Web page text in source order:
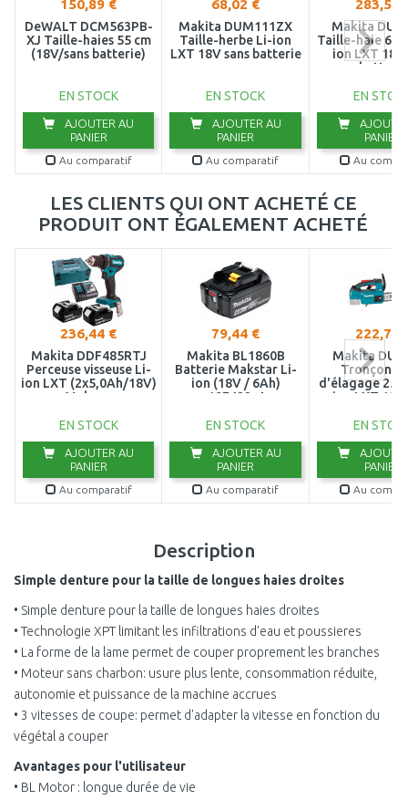
150,89 €
DeWALT DCM563PB-
XJ Taille-haies 55 cm
(18V/sans batterie)
EN STOCK
AJOUTER AU
PANIER
Au comparatif
68,02 €
Makita DUM111ZX
Taille-herbe Li-ion
LXT 18V sans batterie
EN STOCK
AJOUTER AU
PANIER
Au comparatif
283,56
Makita
Taille-haie
ion LXT 18V
batterie
EN
PANIER
Au
LES CLIENTS QUI ONT ACHETÉ CE
PRODUIT ONT ÉGALEMENT ACHETÉ
236,44 €
Makita DDF485RTJ
Perceuse visseuse Li-
ion LXT (2x5,0Ah/18V)
Makpac
EN STOCK
AJOUTER AU
PANIER
Au comparatif
79,44 €
Makita BL1860B
Batterie Makstar Li-
ion (18V / 6Ah)
197422-4
EN STOCK
AJOUTER AU
PANIER
Au comparatif
222,72
Makita
d'élagage 250
ion LXT 18V
EN
PANIER
Au
Description
Simple denture pour la taille de longues haies droites
• Simple denture pour la taille de longues haies droites
• Technologie XPT limitant les infiltrations d'eau et poussieres
• La forme de la lame permet de couper proprement les branches
• Moteur sans charbon: usure plus lente, consommation réduite,
autonomie et puissance de la machine accrues
• 3 vitesses de coupe: permet d'adapter la vitesse en fonction du
végétal a couper
Avantages pour l'utilisateur
• BL Motor : longue durée de vie